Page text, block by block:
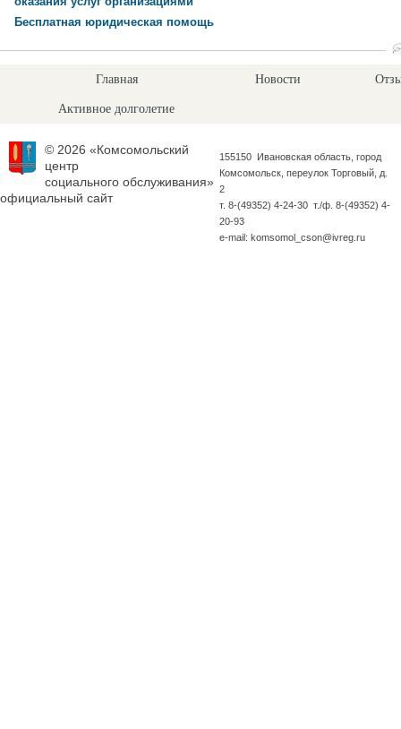
Бесплатная юридическая помощь
Главная Новости
Активное долголетие
© 2026 «Комсомольский
центр
социального обслуживания»
официальный сайт
155150 Ивановская область, город
Комсомольск, переулок Торговый, д.
2
т. 8-(49352) 4-24-30 т./ф. 8-(49352) 4-
20-93
e-mail: komsomol_cson@ivreg.ru